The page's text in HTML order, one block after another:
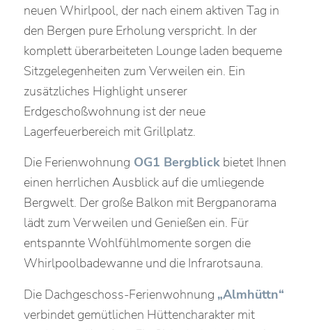
neuen Whirlpool, der nach einem aktiven Tag in
den Bergen pure Erholung verspricht. In der
komplett überarbeiteten Lounge laden bequeme
Sitzgelegenheiten zum Verweilen ein. Ein
zusätzliches Highlight unserer
Erdgeschoßwohnung ist der neue
Lagerfeuerbereich mit Grillplatz.
Die Ferienwohnung OG1 Bergblickbietet Ihnen
einen herrlichen Ausblick auf die umliegende
Bergwelt. Der große Balkon mit Bergpanorama
lädt zum Verweilen und Genießen ein. Für
entspannte Wohlfühlmomente sorgen die
Whirlpoolbadewanne und die Infrarotsauna.
Die Dachgeschoss-Ferienwohnung „Almhüttn“
verbindet gemütlichen Hüttencharakter mit